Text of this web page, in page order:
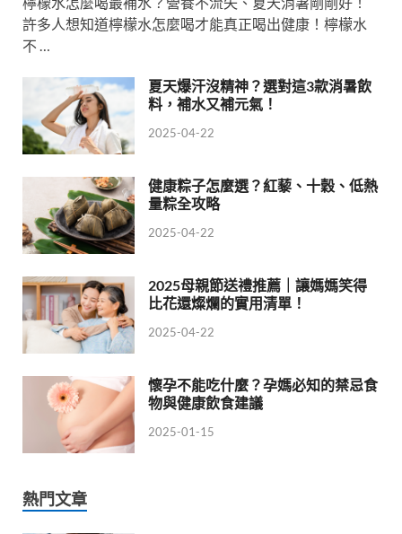
許多人想知道檸檬水怎麼喝才能真正喝出健康！檸檬水
不 …
夏天爆汗沒精神？選對這3款消暑飲
料，補水又補元氣！
2025-04-22
健康粽子怎麼選？紅藜、十穀、低熱
量粽全攻略
2025-04-22
2025母親節送禮推薦｜讓媽媽笑得
比花還燦爛的實用清單！
2025-04-22
懷孕不能吃什麼？孕媽必知的禁忌食
物與健康飲食建議
2025-01-15
熱門文章